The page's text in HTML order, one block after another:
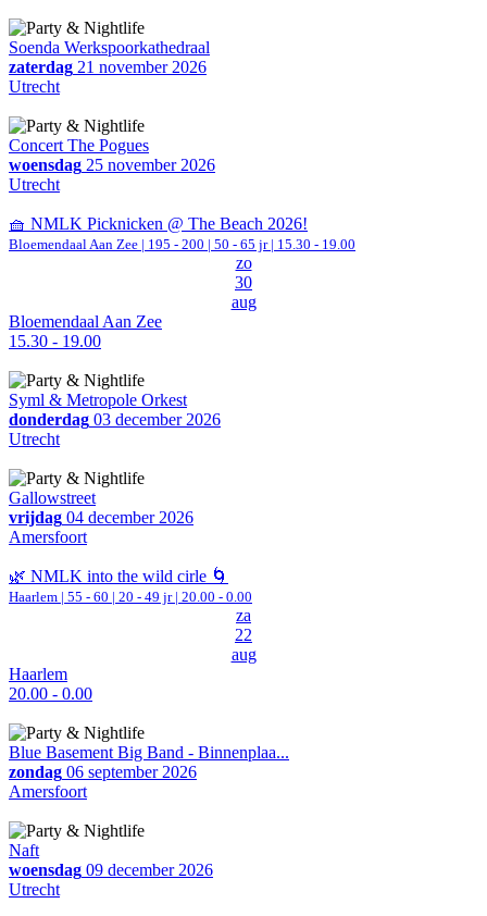
Soenda Werkspoorkathedraal
zaterdag 21 november 2026
Utrecht
Concert The Pogues
woensdag 25 november 2026
Utrecht
🧺 NMLK Picknicken @ The Beach 2026!
Bloemendaal Aan Zee | 195 - 200 | 50 - 65 jr | 15.30 - 19.00
zo
30
aug
Bloemendaal Aan Zee
15.30 - 19.00
Syml & Metropole Orkest
donderdag 03 december 2026
Utrecht
Gallowstreet
vrijdag 04 december 2026
Amersfoort
🌿 NMLK into the wild cirle 🌀
Haarlem | 55 - 60 | 20 - 49 jr | 20.00 - 0.00
za
22
aug
Haarlem
20.00 - 0.00
Blue Basement Big Band - Binnenplaa...
zondag 06 september 2026
Amersfoort
Naft
woensdag 09 december 2026
Utrecht